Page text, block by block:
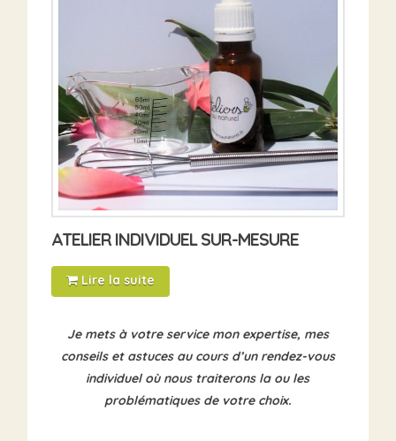
ATELIER INDIVIDUEL SUR-MESURE
Lire la suite
Je mets à votre service mon expertise, mes
conseils et astuces au cours d’un rendez-vous
individuel où nous traiterons la ou les
problématiques de votre choix.